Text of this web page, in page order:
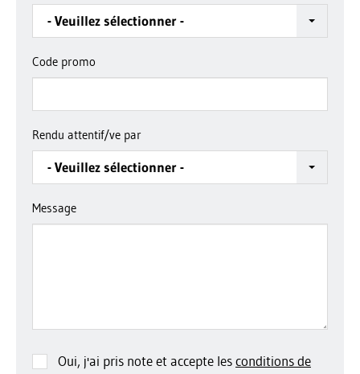
- Veuillez sélectionner -
Code promo
Rendu attentif/ve par
- Veuillez sélectionner -
Message
Oui, j'ai pris note et accepte lesconditions de